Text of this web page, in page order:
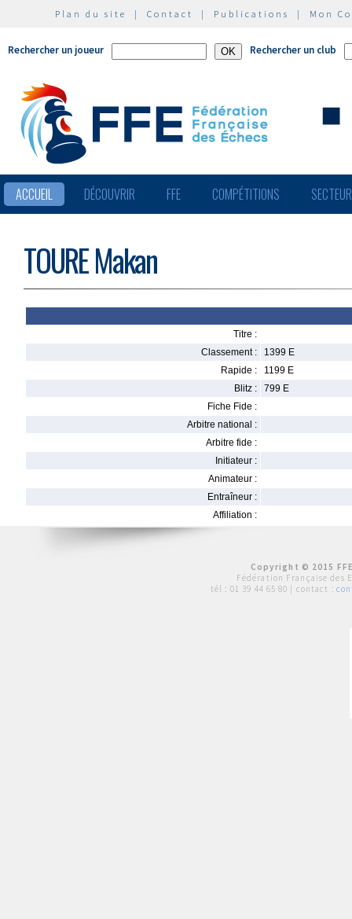
Plan du site | Contact | Publications | Mon
Rechercher un joueur Rechercher un club
ACCUEIL DÉCOUVRIR FFE COMPÉTITIONS
TOURE Makan
Titre :
Classement :
1399 E
Rapide :
1199 E
Blitz :
799 E
Fiche Fide :
Arbitre national :
Arbitre fide :
Initiateur :
Animateur :
Entraîneur :
Affiliation :
Copyright © 2015
Fédération Française des
tél : 01 39 44 65 80 | contact :